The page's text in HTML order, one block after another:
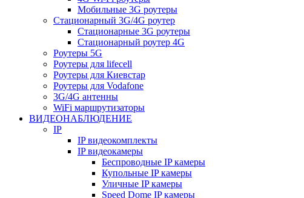
Мобильные 3G роутеры
Стационарный 3G/4G роутер
Стационарные 3G роутеры
Стационарный роутер 4G
Роутеры 5G
Роутеры для lifecell
Роутеры для Киевстар
Роутеры для Vodafone
3G/4G антенны
WiFi маршрутизаторы
ВИДЕОНАБЛЮДЕНИЕ
IP
IP видеокомплекты
IP видеокамеры
Беспроводные IP камеры
Купольные IP камеры
Уличные IP камеры
Speed Dome IP камеры